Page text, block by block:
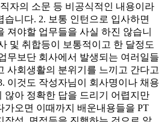
자의 소문 등 비공식적인 내용이라
습니다. 2. 보통 인턴으로 입사하면
져야할 업무들을 사실 하진 않습니
및 취합등이 보통적이고 한 달정도
무보단 회사에서 발생되는 여러일들
사회생활의 분위기를 느끼고 간다고
이것도 작성자님이 회사명이나 채용
않아 정확한 답을 드리기 어렵지만
가오면 이때까지 배운내용들을 PT